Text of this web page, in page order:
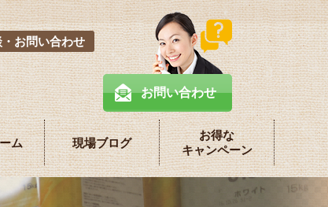
お問い合わせ
お問い合わせ
ム 現場ブログ
お得な
キャンペーン